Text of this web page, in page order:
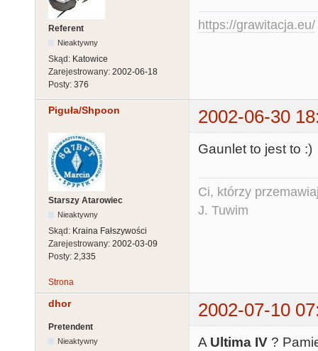
Referent
Nieaktywny
Skąd: Katowice
Zarejestrowany: 2002-06-18
Posty: 376
https://grawitacja.eu/
Piguła/Shpoon 2002-06-30
Starszy Atarowiec
Nieaktywny
Skąd: Kraina Fałszywości
Zarejestrowany: 2002-03-09
Posty: 2,335
Gaunlet to jest to :)
Ci, którzy
J. Tuwim
Strona
dhor 2002-07-10
Pretendent
Nieaktywny A Ultima IV ?